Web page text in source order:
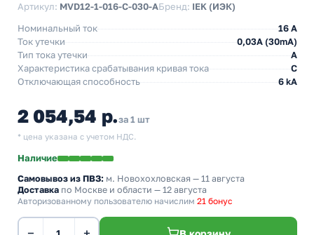
Артикул: MVD12-1-016-C-030-AБренд: IEK (ИЭК)
Номинальный ток
16 А
Ток утечки
0,03A (30mA)
Тип тока утечки
A
Характеристика срабатывания кривая тока
C
Отключающая способность
6 kA
2 054,54 р.за 1 шт
* цена указана с учетом НДС.
Наличие
Самовывоз из ПВЗ: м. Новохохловская — 11 августа
Доставка по Москве и области — 12 августа
Авторизованному пользователю начислим 21 бонус